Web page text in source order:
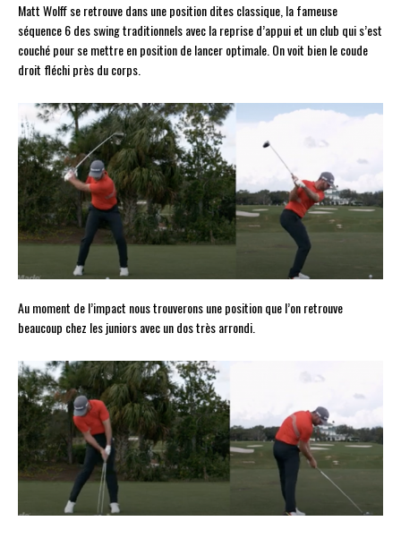
Matt Wolff se retrouve dans une position dites classique, la fameuse
séquence 6 des swing traditionnels avec la reprise d’appui et un club qui s’est
couché pour se mettre en position de lancer optimale. On voit bien le coude
droit fléchi près du corps.
Au moment de l’impact nous trouverons une position que l’on retrouve
beaucoup chez les juniors avec un dos très arrondi.